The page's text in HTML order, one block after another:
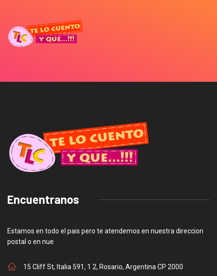
Encuentranos
Estamos en todo el pais pero te atendemos en nuestra direccion
postal o en nue
15 Cliff St, Italia 591, 1 2, Rosario, Argentina CP 2000